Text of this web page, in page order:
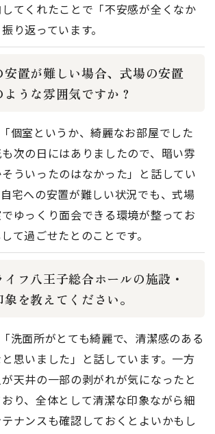
てくれたことで「不安感が全くなか
り返っています。
安置が難しい場合、式場の安置
うな雰囲気ですか？
個室というか、綺麗なお部屋でした
次の日にはありましたので、暗い雰
ういったのはなかった」と話してい
宅への安置が難しい状況でも、式場
ゆっくり面会できる環境が整ってお
て過ごせたとのことです。
フ八王子総合ホールの施設・
を教えてください。
洗面所がとても綺麗で、清潔感のある
思いました」と話しています。一方
天井の一部の剥がれが気になったと
り、全体として清潔な印象ながら細
ナンスも確認しておくとよいかもし